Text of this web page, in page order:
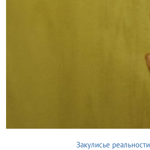
Закулисье реальности